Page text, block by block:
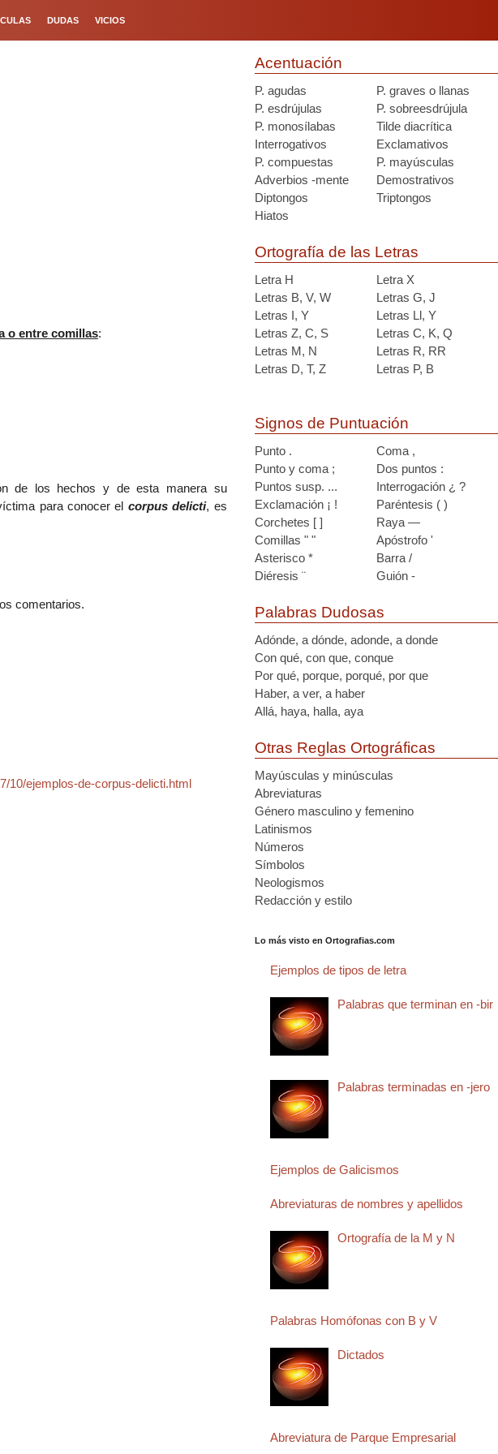
DUDAS VICIOS
o entre comillas:
de los hechos y de esta manera su
para conocer el corpus delicti, es
comentarios.
10/ejemplos-de-corpus-delicti.html
Acentuación
P. agudas
P. graves o llanas
P. esdrújulas
P. sobreesdrújula
P. monosílabas
Tilde diacrítica
Interrogativos
Exclamativos
P. compuestas
P. mayúsculas
Adverbios -mente
Demostrativos
Diptongos
Triptongos
Hiatos
Ortografía de las Letras
Letra H
Letra X
Letras B, V, W
Letras G, J
Letras I, Y
Letras Ll, Y
Letras Z, C, S
Letras C, K, Q
Letras M, N
Letras R, RR
Letras D, T, Z
Letras P, B
Signos de Puntuación
Punto .
Coma ,
Punto y coma ;
Dos puntos :
Puntos susp. ...
Interrogación ¿ ?
Exclamación ¡ !
Paréntesis ( )
Corchetes [ ]
Raya —
Comillas " "
Apóstrofo '
Asterisco *
Barra /
Diéresis ¨
Guión -
Palabras Dudosas
Adónde, a dónde, adonde, a donde
Con qué, con que, conque
Por qué, porque, porqué, por que
Haber, a ver, a haber
Allá, haya, halla, aya
Otras Reglas Ortográficas
Mayúsculas y minúsculas
Abreviaturas
Género masculino y femenino
Latinismos
Números
Símbolos
Neologismos
Redacción y estilo
Lo más visto en Ortografias.com
Ejemplos de tipos de letra
Palabras que terminan en -bir
Palabras terminadas en -jero
Ejemplos de Galicismos
Abreviaturas de nombres y apellidos
Ortografía de la M y N
Palabras Homófonas con B y V
Dictados
Abreviatura de Parque Empresarial